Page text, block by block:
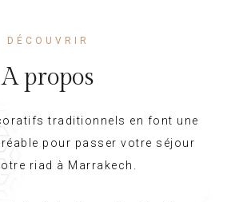
DÉCOUVRIR
A propos
traditionnels en font une
pour passer votre séjour
riad à Marrakech.